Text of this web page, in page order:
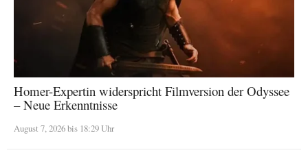
Homer-Expertin widerspricht Filmversion der Odyssee
– Neue Erkenntnisse
August 7, 2026 bis 18:29 Uhr